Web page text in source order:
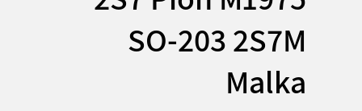
SO-203 2S7M
Malka